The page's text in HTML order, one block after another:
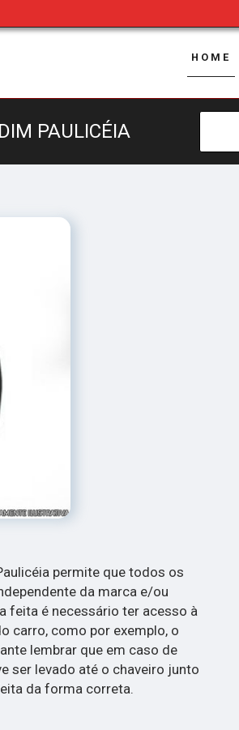
HOME
PAULICÉIA
permite que todos os
da marca e/ou
feita é necessário ter acesso à
carro, como por exemplo, o
lembrar que em caso de
ser levado até o chaveiro junto
da forma correta.